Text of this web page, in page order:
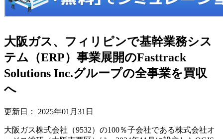
大阪ガス、フィリピンで基幹業務シス
テム（ERP）事業展開のFasttrack
Solutions Inc.グループの全事業を買収
へ
更新日： 2025年01月31日
大阪ガス株式会社（9532）の100％子会社である株式会社オ